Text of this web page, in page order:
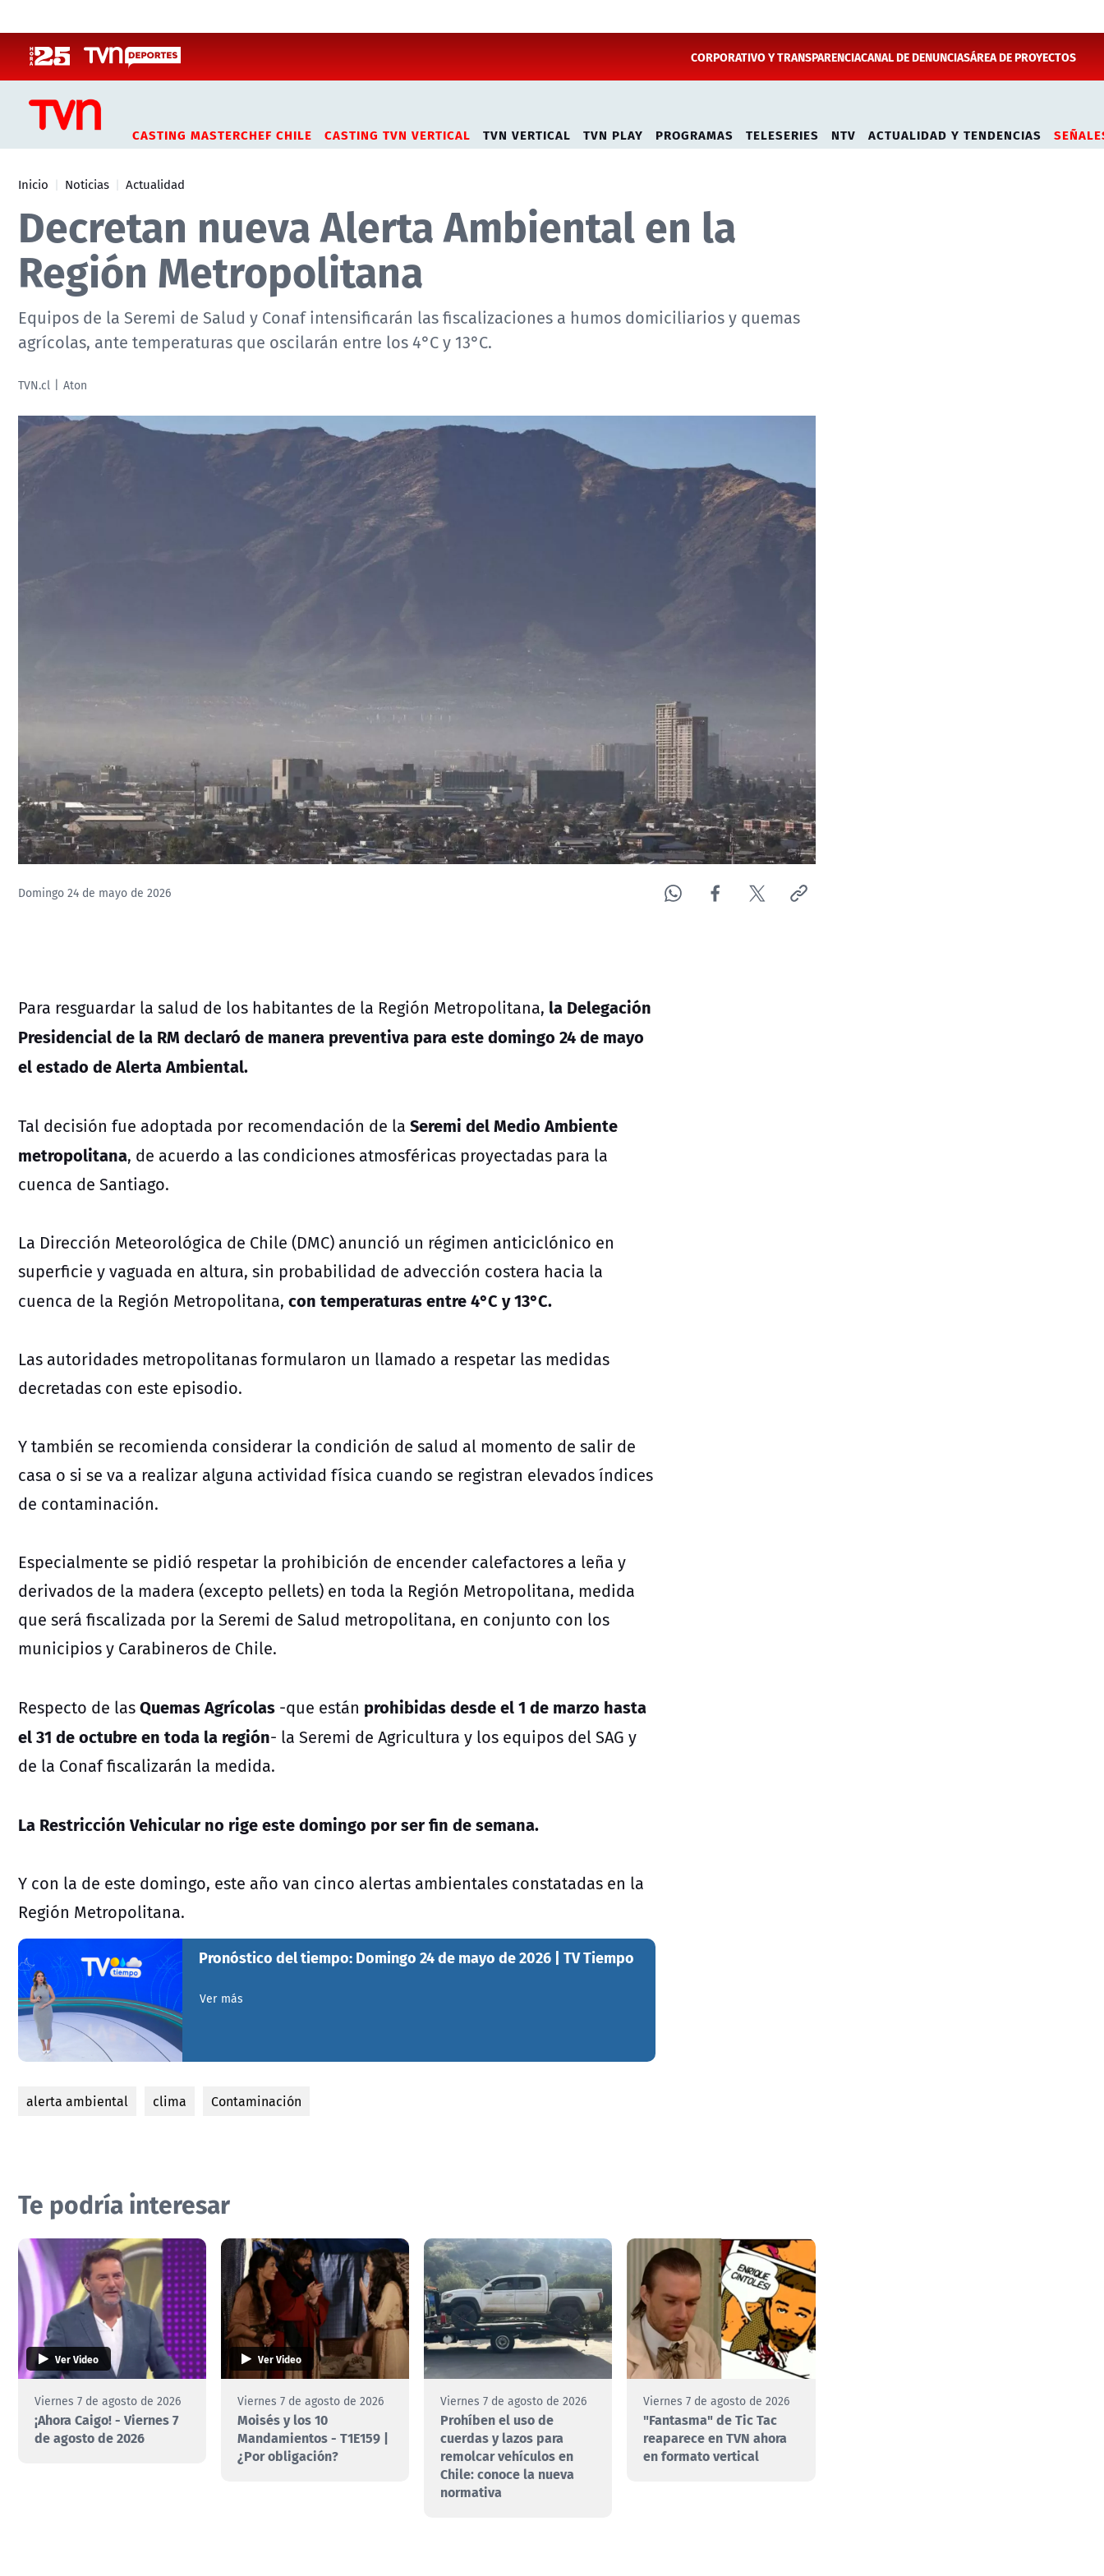
CORPORATIVO Y TRANSPARENCIACANAL DE DENUNCIASÁREA DE PROYECTOS
CASTING MASTERCHEF CHILE CASTING TVN VERTICAL TVN VERTICAL TVN PLAY PROGRAMAS TELESERIES NTV ACTUALIDAD Y TENDENCIAS
Inicio Noticias Actualidad
Decretan nueva Alerta Ambiental en la
Región Metropolitana
Equipos de la Seremi de Salud y Conaf intensificarán las fiscalizaciones a humos domiciliarios y quemas
agrícolas, ante temperaturas que oscilarán entre los 4°C y 13°C.
TVN.cl Aton
Domingo 24 de mayo de 2026
Para resguardar la salud de los habitantes de la Región Metropolitana, la Delegación
Presidencial de la RM declaró de manera preventiva para este domingo 24 de mayo
el estado de Alerta Ambiental.
Tal decisión fue adoptada por recomendación de la Seremi del Medio Ambiente
metropolitana, de acuerdo a las condiciones atmosféricas proyectadas para la
cuenca de Santiago.
La Dirección Meteorológica de Chile (DMC) anunció un régimen anticiclónico en
superficie y vaguada en altura, sin probabilidad de advección costera hacia la
cuenca de la Región Metropolitana, con temperaturas entre 4°C y 13°C.
Las autoridades metropolitanas formularon un llamado a respetar las medidas
decretadas con este episodio.
Y también se recomienda considerar la condición de salud al momento de salir de
casa o si se va a realizar alguna actividad física cuando se registran elevados índices
de contaminación.
Especialmente se pidió respetar la prohibición de encender calefactores a leña y
derivados de la madera (excepto pellets) en toda la Región Metropolitana, medida
que será fiscalizada por la Seremi de Salud metropolitana, en conjunto con los
municipios y Carabineros de Chile.
Respecto de lasQuemas Agrícolas -que están prohibidas desde el 1 de marzo hasta
el 31 de octubre en toda la región- la Seremi de Agricultura y los equipos del SAG y
de la Conaf fiscalizarán la medida.
La Restricción Vehicular no rige este domingo por ser fin de semana.
Y con la de este domingo, este año van cinco alertas ambientales constatadas en la
Región Metropolitana.
Pronóstico del tiempo: Domingo 24 de mayo de 2026 | TV Tiempo
Ver más
alerta ambiental clima Contaminación
Te podría interesar
Ver Video
Viernes 7 de agosto de 2026
¡Ahora Caigo! - Viernes 7
de agosto de 2026
Ver Video
Viernes 7 de agosto de 2026
Moisés y los 10
Mandamientos - T1E159 |
¿Por obligación?
Viernes 7 de agosto de 2026
Prohíben el uso de
cuerdas y lazos para
remolcar vehículos en
Chile: conoce la nueva
normativa
Viernes 7 de agosto de 2026
"Fantasma" de Tic Tac
reaparece en TVN ahora
en formato vertical